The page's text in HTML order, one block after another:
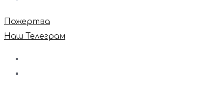
Пожертва
Наш Телеграм